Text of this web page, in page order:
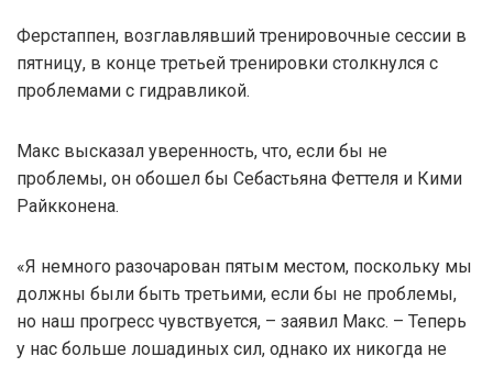
Ферстаппен, возглавлявший тренировочные сессии в
пятницу, в конце третьей тренировки столкнулся с
проблемами с гидравликой.
Макс высказал уверенность, что, если бы не
проблемы, он обошел бы Себастьяна Феттеля и Кими
Райкконена.
«Я немного разочарован пятым местом, поскольку мы
должны были быть третьими, если бы не проблемы,
но наш прогресс чувствуется, – заявил Макс. – Теперь
у нас больше лошадиных сил, однако их никогда не